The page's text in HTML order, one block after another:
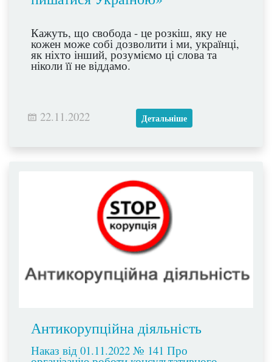
Кажуть, що свобода - це розкіш, яку не
кожен може собі дозволити і ми, українці,
як ніхто інший, розуміємо ці слова та
ніколи її не віддамо.
22.11.2022 Детальніше
Антикорупційна діяльність
Наказ від 01.11.2022 № 141 Про